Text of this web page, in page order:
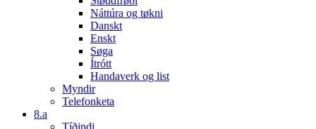
Náttúra og tøkni
Danskt
Enskt
Søga
Ítrótt
Handaverk og list
Myndir
Telefonketa
8.a
Tíðindi